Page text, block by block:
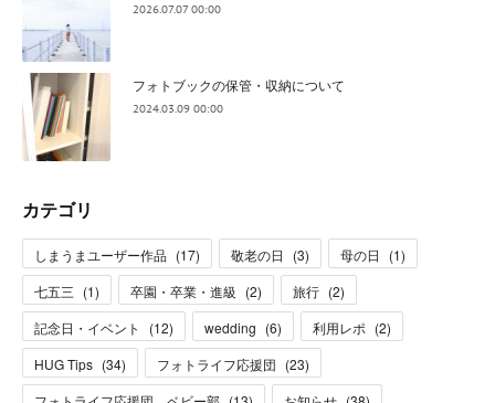
2026.07.07 00:00
フォトブックの保管・収納について
2024.03.09 00:00
カテゴリ
しまうまユーザー作品 (17) 敬老の日 (3) 母の日 (1)
七五三 (1) 卒園・卒業・進級 (2) 旅行 (2)
記念日・イベント
(12) wedding (6) 利用レポ (2)
HUG Tips (34) フォトライフ応援団 (23)